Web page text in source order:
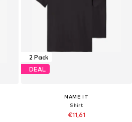
2 Pack
DEAL
NAME IT
Shirt
€11,61